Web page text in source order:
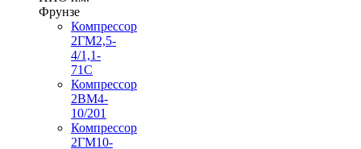
Фрунзе
Компрессор
2ГМ2,5-
4/1,1-
71С
Компрессор
2ВМ4-
10/201
Компрессор
2ГМ10-